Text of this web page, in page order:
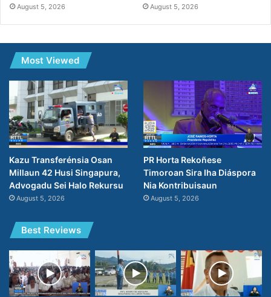
August 5, 2026 August 5, 2026
Most Viewed
Kazu Transferénsia Osan
Millaun 42 Husi Singapura,
Advogadu Sei Halo Rekursu
August 5, 2026
PR Horta Rekoñese
Timoroan Sira Iha Diáspora
Nia Kontribuisaun
August 5, 2026
Best Reviews